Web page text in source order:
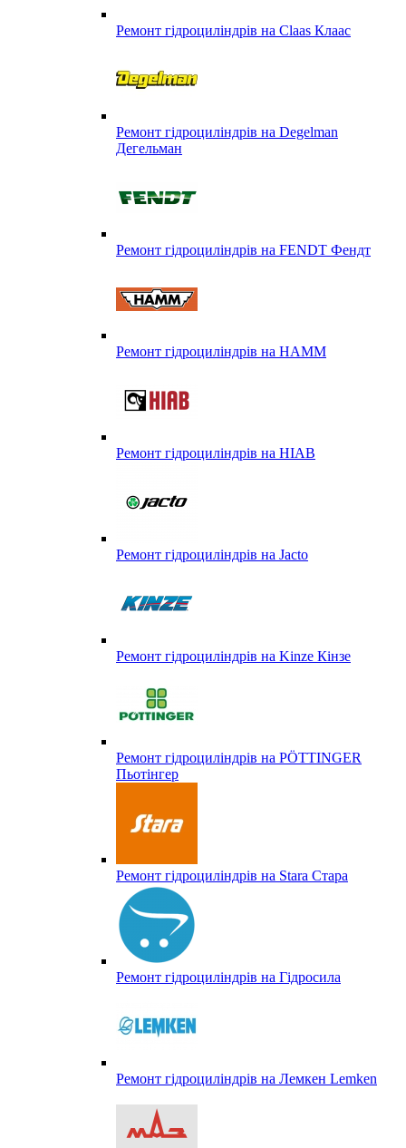
Ремонт гідроциліндрів на Claas Клаас
Ремонт гідроциліндрів на Degelman
Дегельман
Ремонт гідроциліндрів на FENDT Фендт
Ремонт гідроциліндрів на HAMM
Ремонт гідроциліндрів на HIAB
Ремонт гідроциліндрів на Jacto
Ремонт гідроциліндрів на Kinze Кінзе
Ремонт гідроциліндрів на PÖTTINGER
Пьотінгер
Ремонт гідроциліндрів на Stara Стара
Ремонт гідроциліндрів на Гідросила
Ремонт гідроциліндрів на Лемкен Lemken